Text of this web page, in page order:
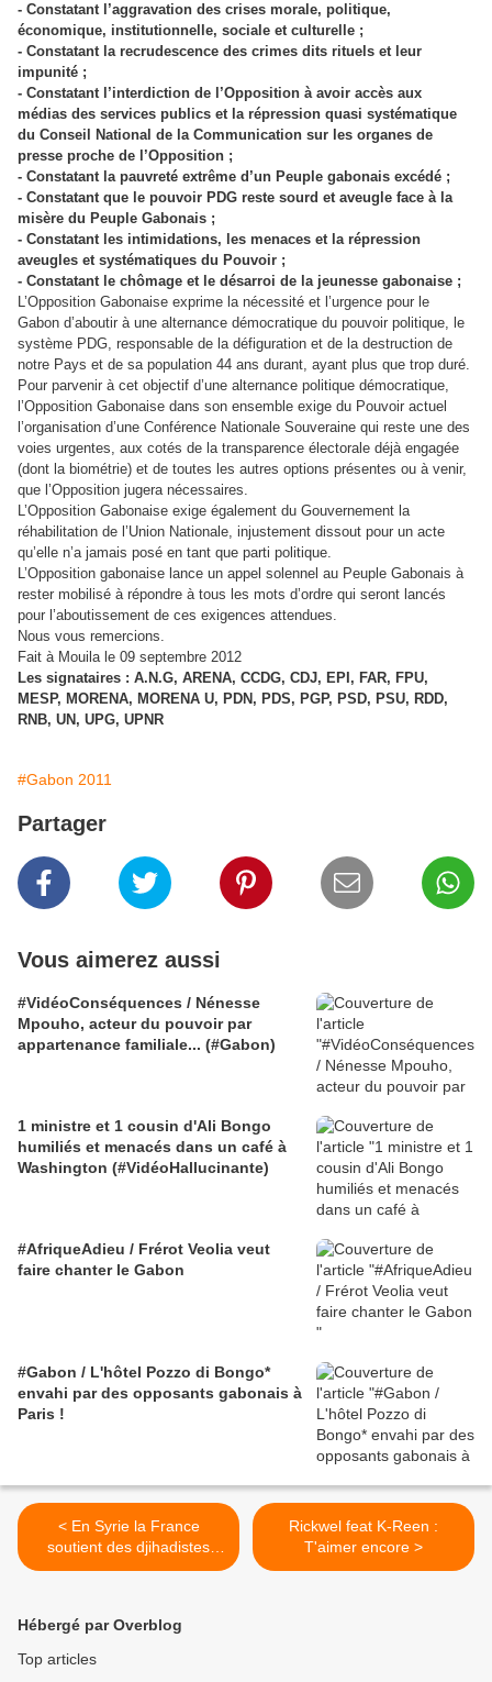
- Constatant l’aggravation des crises morale, politique,
économique, institutionnelle, sociale et culturelle ;
- Constatant la recrudescence des crimes dits rituels et leur
impunité ;
- Constatant l’interdiction de l’Opposition à avoir accès aux
médias des services publics et la répression quasi systématique
du Conseil National de la Communication sur les organes de
presse proche de l’Opposition ;
- Constatant la pauvreté extrême d’un Peuple gabonais excédé ;
- Constatant que le pouvoir PDG reste sourd et aveugle face à la
misère du Peuple Gabonais ;
- Constatant les intimidations, les menaces et la répression
aveugles et systématiques du Pouvoir ;
- Constatant le chômage et le désarroi de la jeunesse gabonaise ;
L’Opposition Gabonaise exprime la nécessité et l’urgence pour le
Gabon d’aboutir à une alternance démocratique du pouvoir politique, le
système PDG, responsable de la défiguration et de la destruction de
notre Pays et de sa population 44 ans durant, ayant plus que trop duré.
Pour parvenir à cet objectif d’une alternance politique démocratique,
l’Opposition Gabonaise dans son ensemble exige du Pouvoir actuel
l’organisation d’une Conférence Nationale Souveraine qui reste une des
voies urgentes, aux cotés de la transparence électorale déjà engagée
(dont la biométrie) et de toutes les autres options présentes ou à venir,
que l’Opposition jugera nécessaires.
L’Opposition Gabonaise exige également du Gouvernement la
réhabilitation de l’Union Nationale, injustement dissout pour un acte
qu’elle n’a jamais posé en tant que parti politique.
L’Opposition gabonaise lance un appel solennel au Peuple Gabonais à
rester mobilisé à répondre à tous les mots d’ordre qui seront lancés
pour l’aboutissement de ces exigences attendues.
Nous vous remercions.
Fait à Mouila le 09 septembre 2012
Les signataires : A.N.G, ARENA, CCDG, CDJ, EPI, FAR, FPU,
MESP, MORENA, MORENA U, PDN, PDS, PGP, PSD, PSU, RDD,
RNB, UN, UPG, UPNR
#Gabon 2011
Partager
Vous aimerez aussi
#VidéoConséquences / Nénesse
Mpouho, acteur du pouvoir par
appartenance familiale... (#Gabon)
1 ministre et 1 cousin d'Ali Bongo
humiliés et menacés dans un café à
Washington (#VidéoHallucinante)
#AfriqueAdieu / Frérot Veolia veut
faire chanter le Gabon
#Gabon / L'hôtel Pozzo di Bongo*
envahi par des opposants gabonais à
Paris !
< En Syrie la France
soutient des djihadistes
adorateurs de Mohamed
Rickwel feat K-Reen :
T'aimer encore >
Hébergé par Overblog
Top articles